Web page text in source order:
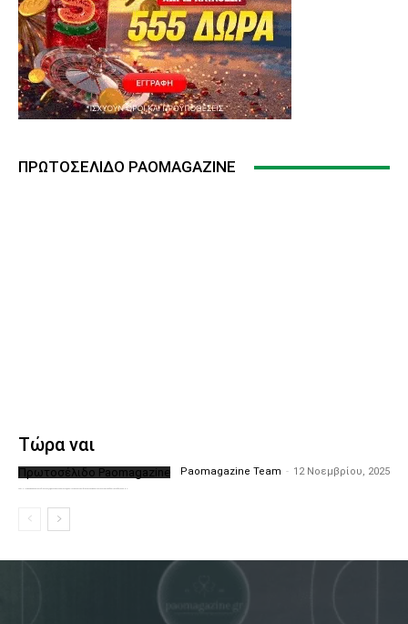
ΠΡΩΤΟΣΈΛΙΔΟ PAOMAGAZINE
Τώρα ναι
Πρωτοσέλιδο Paomagazine Paomagazine Team - 12 Νοεμβρίου, 2025